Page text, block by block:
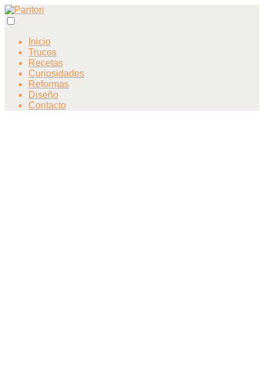
Inicio
Trucos
Recetas
Curiosidades
Reformas
Diseño
Contacto